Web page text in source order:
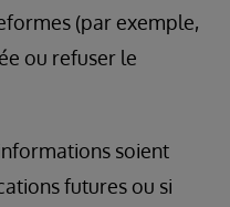
(par exemple,
ou refuser le
soient
futures ou si